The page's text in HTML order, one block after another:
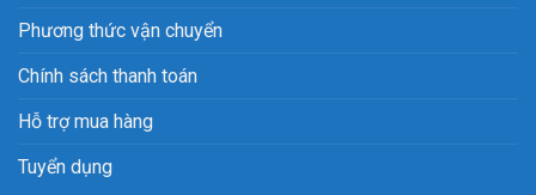
Phương thức vận chuyển
Chính sách thanh toán
Hỗ trợ mua hàng
Tuyển dụng